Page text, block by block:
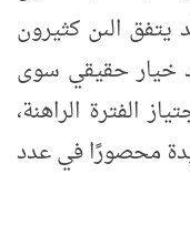
يتفق الىن كثيرون
خيار حقيقي سوى
الفترة الراهنة،
محصورًا في عدد